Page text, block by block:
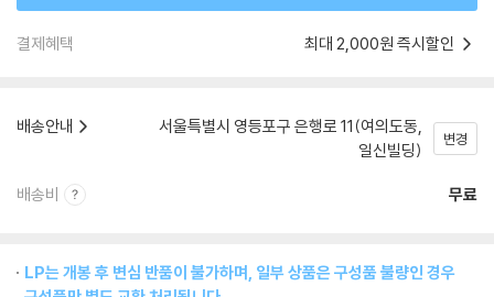
결제혜택 최대 2,000원 즉시할인
배송안내
서울특별시 영등포구 은행로 11(여의도동,
일신빌딩)
변경
배송비 무료
LP는 개봉 후 변심 반품이 불가하며, 일부 상품은 구성품 불량인 경우